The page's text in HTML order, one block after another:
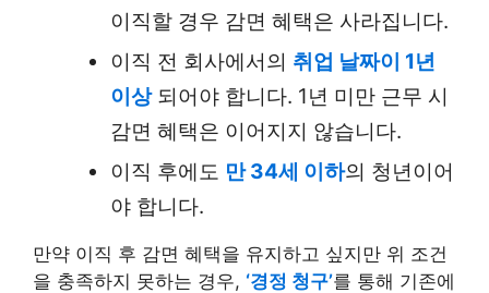
이직할 경우 감면 혜택은 사라집니다.
이직 전 회사에서의 취업 날짜이 1년
이상되어야 합니다. 1년 미만 근무 시
감면 혜택은 이어지지 않습니다.
이직 후에도 만 34세 이하의 청년이어
야 합니다.
만약 이직 후 감면 혜택을 유지하고 싶지만 위 조건
을 충족하지 못하는 경우, ‘경정 청구’를 통해 기존에